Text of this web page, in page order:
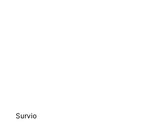
Survio